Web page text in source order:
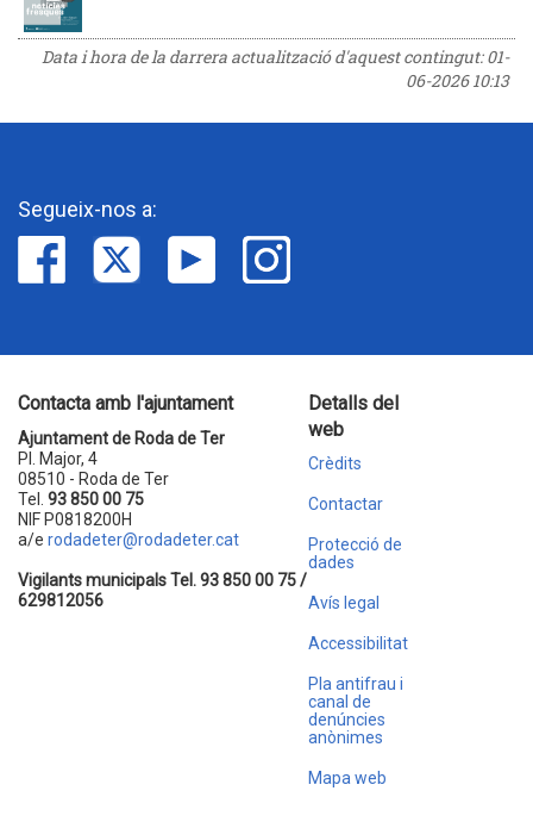
Data i hora de la darrera actualització d'aquest contingut:01-
06-2026 10:13
Segueix-nos a:
Contacta amb l'ajuntament
Ajuntament de Roda de Ter
Pl. Major, 4
08510 - Roda de Ter
Tel. 93 850 00 75
NIF P0818200H
a/e rodadeter@rodadeter.cat
Vigilants municipals Tel. 93 850 00 75 /
629812056
Detalls del
web
Crèdits
Contactar
Protecció de
dades
Avís legal
Accessibilitat
Pla antifrau i
canal de
denúncies
anònimes
Mapa web